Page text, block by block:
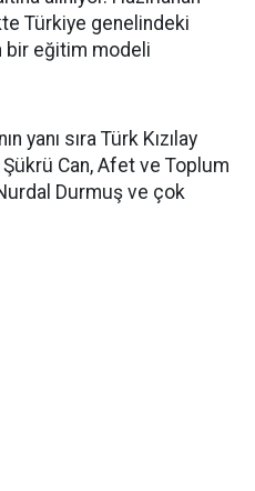
Türkiye genelindeki
bir eğitim modeli
yanı sıra Türk Kızılay
Şükrü Can, Afet ve Toplum
Durmuş ve çok